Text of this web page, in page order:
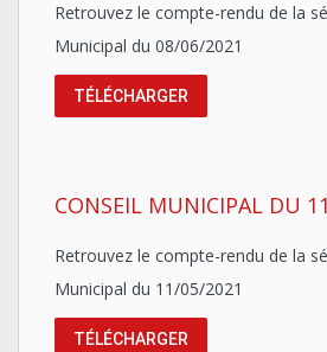
Retrouvez le compte-rendu de la
Municipal du 08/06/2021
TÉLÉCHARGER
CONSEIL MUNICIPAL DU
Retrouvez le compte-rendu de la
Municipal du 11/05/2021
TÉLÉCHARGER